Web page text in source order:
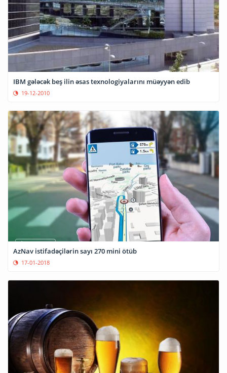
IBM gələcək beş ilin əsas texnologiyalarını müəyyən edib
19-12-2010
AzNav istifadəçilərin sayı 270 mini ötüb
17-01-2018